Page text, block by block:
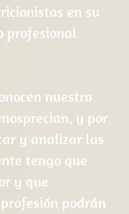
en su
profesional
nuestro
y por
y analizar las
tengo que
y que
podrán